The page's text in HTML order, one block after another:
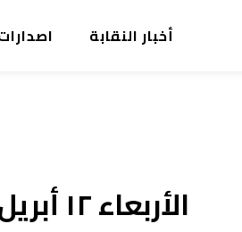
أخبار النقابة